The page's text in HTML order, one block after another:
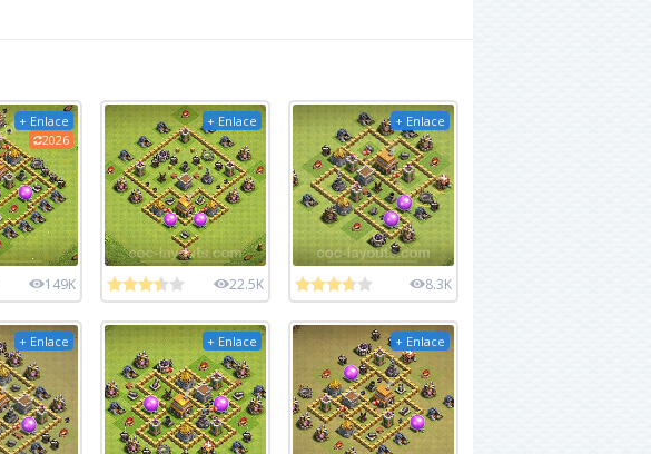
+ Enlace
2026
149K
+ Enlace
22.5K
+ Enlace
8.3K
+ Enlace + Enlace + Enlace